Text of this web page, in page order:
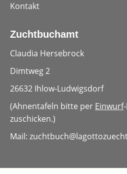
Kontakt
Zuchtbuchamt
Claudia Hersebrock
Dimtweg 2
26632 Ihlow-Ludwigsdorf
(Ahnentafeln bitte per Einwurf
zuschicken.)
Mail: zuchtbuch